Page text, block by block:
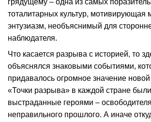
грядущему – одна из самых
тоталитарных культур, мотивирующая
энтузиазм, необъяснимый для
наблюдателя.
Что касается разрыва с историей, то
объяснялся знаковыми событиями,
придавалось огромное значение
«Точки разрыва» в каждой стране
выстраданные героями –
неправильного прошлого. А иначе